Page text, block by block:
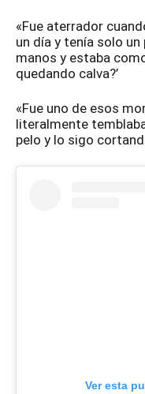
«Fue aterrador
un día y tenía solo
manos y estaba
quedando calva?’
«Fue uno de esos
literalmente
pelo y lo sigo
Ver esta